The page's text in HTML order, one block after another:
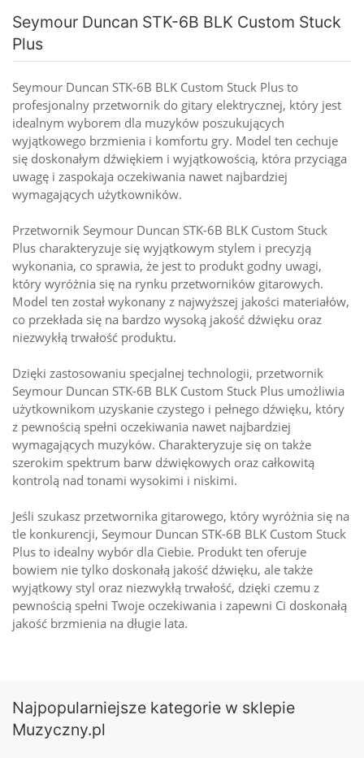
Seymour Duncan STK-6B BLK Custom Stuck
Plus
Seymour Duncan STK-6B BLK Custom Stuck Plus to
profesjonalny przetwornik do gitary elektrycznej, który jest
idealnym wyborem dla muzyków poszukujących
wyjątkowego brzmienia i komfortu gry. Model ten cechuje
się doskonałym dźwiękiem i wyjątkowością, która przyciąga
uwagę i zaspokaja oczekiwania nawet najbardziej
wymagających użytkowników.
Przetwornik Seymour Duncan STK-6B BLK Custom Stuck
Plus charakteryzuje się wyjątkowym stylem i precyzją
wykonania, co sprawia, że jest to produkt godny uwagi,
który wyróżnia się na rynku przetworników gitarowych.
Model ten został wykonany z najwyższej jakości materiałów,
co przekłada się na bardzo wysoką jakość dźwięku oraz
niezwykłą trwałość produktu.
Dzięki zastosowaniu specjalnej technologii, przetwornik
Seymour Duncan STK-6B BLK Custom Stuck Plus umożliwia
użytkownikom uzyskanie czystego i pełnego dźwięku, który
z pewnością spełni oczekiwania nawet najbardziej
wymagających muzyków. Charakteryzuje się on także
szerokim spektrum barw dźwiękowych oraz całkowitą
kontrolą nad tonami wysokimi i niskimi.
Jeśli szukasz przetwornika gitarowego, który wyróżnia się na
tle konkurencji, Seymour Duncan STK-6B BLK Custom Stuck
Plus to idealny wybór dla Ciebie. Produkt ten oferuje
bowiem nie tylko doskonałą jakość dźwięku, ale także
wyjątkowy styl oraz niezwykłą trwałość, dzięki czemu z
pewnością spełni Twoje oczekiwania i zapewni Ci doskonałą
jakość brzmienia na długie lata.
Najpopularniejsze kategorie w sklepie
Muzyczny.pl